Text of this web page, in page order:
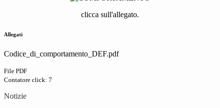
clicca sull'allegato.
Allegati
Codice_di_comportamento_DEF.pdf
File PDF
Contatore click: 7
Notizie